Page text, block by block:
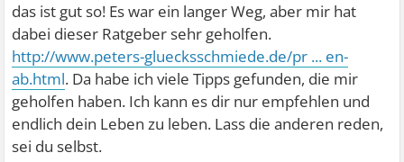
das ist gut so! Es war ein langer Weg, aber mir hat
dabei dieser Ratgeber sehr geholfen.
http://www.peters-gluecksschmiede.de/pr ... en-
ab.html. Da habe ich viele Tipps gefunden, die mir
geholfen haben. Ich kann es dir nur empfehlen und
endlich dein Leben zu leben. Lass die anderen reden,
sei du selbst.